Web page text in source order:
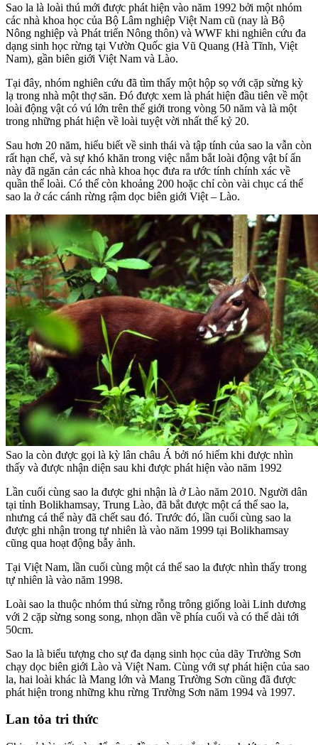
Sao la là loài thú mới được phát hiện vào năm 1992 bởi một nhóm
các nhà khoa học của Bộ Lâm nghiệp Việt Nam cũ (nay là Bộ
Nông nghiệp và Phát triển Nông thôn) và WWF khi nghiên cứu đa
dạng sinh học rừng tại Vườn Quốc gia Vũ Quang (Hà Tĩnh, Việt
Nam), gần biên giới Việt Nam và Lào.
Tại đây, nhóm nghiên cứu đã tìm thấy một hộp sọ với cặp sừng kỳ
lạ trong nhà một thợ săn. Đó được xem là phát hiện đầu tiên về một
loài động vật có vú lớn trên thế giới trong vòng 50 năm và là một
trong những phát hiện về loài tuyệt vời nhất thế kỷ 20.
Sau hơn 20 năm, hiểu biết về sinh thái và tập tính của sao la vẫn còn
rất hạn chế, và sự khó khăn trong việc nắm bắt loài động vật bí ẩn
này đã ngăn cản các nhà khoa học đưa ra ước tính chính xác về
quần thể loài. Có thể còn khoảng 200 hoặc chỉ còn vài chục cá thể
sao la ở các cánh rừng rậm dọc biên giới Việt – Lào.
Sao la còn được gọi là kỳ lân châu Á bởi nó hiếm khi được nhìn
thấy và được nhận diện sau khi được phát hiện vào năm 1992
Lần cuối cùng sao la được ghi nhận là ở Lào năm 2010. Người dân
tại tỉnh Bolikhamsay, Trung Lào, đã bắt được một cá thể sao la,
nhưng cá thể này đã chết sau đó. Trước đó, lần cuối cùng sao la
được ghi nhận trong tự nhiên là vào năm 1999 tại Bolikhamsay
cũng qua hoạt động bẫy ảnh.
Tại Việt Nam, lần cuối cùng một cá thể sao la được nhìn thấy trong
tự nhiên là vào năm 1998.
Loài sao la thuộc nhóm thú sừng rỗng trông giống loài Linh dương
với 2 cặp sừng song song, nhọn dần về phía cuối và có thể dài tới
50cm.
Sao la là biểu tượng cho sự đa dạng sinh học của dãy Trường Sơn
chạy dọc biên giới Lào và Việt Nam. Cùng với sự phát hiện của sao
la, hai loài khác là Mang lớn và Mang Trường Sơn cũng đã được
phát hiện trong những khu rừng Trường Sơn năm 1994 và 1997.
Lan tỏa tri thức